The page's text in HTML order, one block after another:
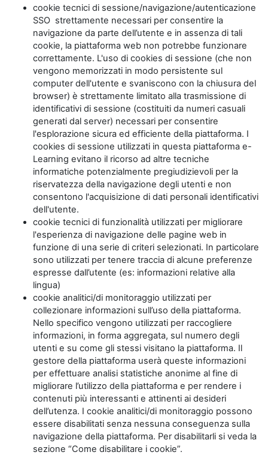
cookie tecnici di sessione/navigazione/autenticazione
SSO strettamente necessari per consentire la
navigazione da parte dell’utente e in assenza di tali
cookie, la piattaforma web non potrebbe funzionare
correttamente. L'uso di cookies di sessione (che non
vengono memorizzati in modo persistente sul
computer dell'utente e svaniscono con la chiusura del
browser) è strettamente limitato alla trasmissione di
identificativi di sessione (costituiti da numeri casuali
generati dal server) necessari per consentire
l'esplorazione sicura ed efficiente della piattaforma. I
cookies di sessione utilizzati in questa piattaforma e-
Learning evitano il ricorso ad altre tecniche
informatiche potenzialmente pregiudizievoli per la
riservatezza della navigazione degli utenti e non
consentono l'acquisizione di dati personali identificativi
dell'utente.
cookie tecnici di funzionalità utilizzati per migliorare
l'esperienza di navigazione delle pagine web in
funzione di una serie di criteri selezionati. In particolare
sono utilizzati per tenere traccia di alcune preferenze
espresse dall’utente (es: informazioni relative alla
lingua)
cookie analitici/di monitoraggio utilizzati per
collezionare informazioni sull’uso della piattaforma.
Nello specifico vengono utilizzati per raccogliere
informazioni, in forma aggregata, sul numero degli
utenti e su come gli stessi visitano la piattaforma. Il
gestore della piattaforma userà queste informazioni
per effettuare analisi statistiche anonime al fine di
migliorare l’utilizzo della piattaforma e per rendere i
contenuti più interessanti e attinenti ai desideri
dell’utenza. I cookie analitici/di monitoraggio possono
essere disabilitati senza nessuna conseguenza sulla
navigazione della piattaforma. Per disabilitarli si veda la
sezione “Come disabilitare i cookie”.